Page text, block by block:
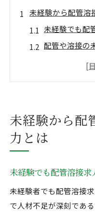
未経験から配管溶
未経験でも配
配管や溶接の
未経験から経
配管溶接の未
経験者が語る配管
配管や溶接の
経験者が配管
溶接経験者が
未経験から配
力とは
未経験でも配管溶接
未経験者でも配管溶接
で人材不足が深刻であ